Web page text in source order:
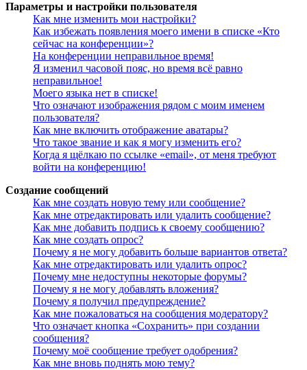
Параметры и настройки пользователя
Как мне изменить мои настройки?
Как избежать появления моего имени в списке «Кто
сейчас на конференции»?
На конференции неправильное время!
Я изменил часовой пояс, но время всё равно
неправильное!
Моего языка нет в списке!
Что означают изображения рядом с моим именем
пользователя?
Как мне включить отображение аватары?
Что такое звание и как я могу изменить его?
Когда я щёлкаю по ссылке «email», от меня требуют
войти на конференцию!
Создание сообщений
Как мне создать новую тему или сообщение?
Как мне отредактировать или удалить сообщение?
Как мне добавить подпись к своему сообщению?
Как мне создать опрос?
Почему я не могу добавить больше вариантов ответа?
Как мне отредактировать или удалить опрос?
Почему мне недоступны некоторые форумы?
Почему я не могу добавлять вложения?
Почему я получил предупреждение?
Как мне пожаловаться на сообщения модератору?
Что означает кнопка «Сохранить» при создании
сообщения?
Почему моё сообщение требует одобрения?
Как мне вновь поднять мою тему?